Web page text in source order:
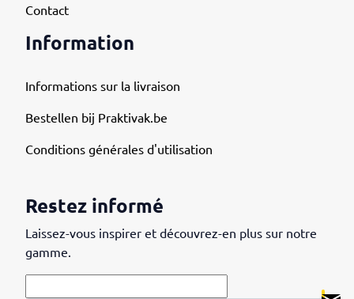
Contact
Information
Informations sur la livraison
Bestellen bij Praktivak.be
Conditions générales d'utilisation
Restez informé
Laissez-vous inspirer et découvrez-en plus sur notre
gamme.